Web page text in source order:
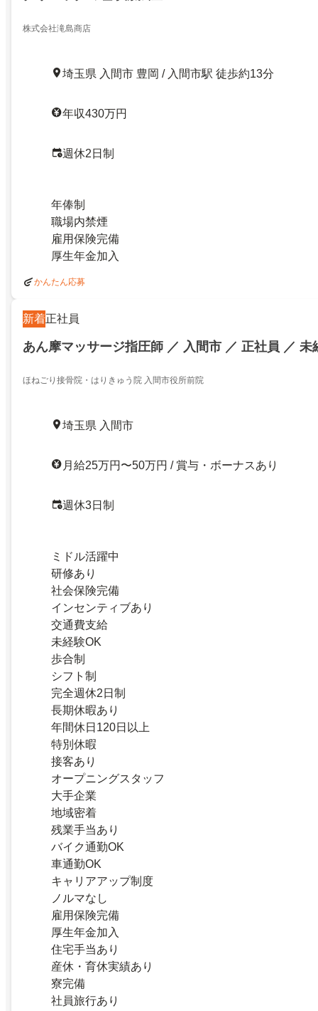
株式会社滝島商店
埼玉県 入間市 豊岡 / 入間市駅 徒歩約13分
年収430万円
週休2日制
年俸制
職場内禁煙
雇用保険完備
厚生年金加入
かんたん応募
新着正社員
あん摩マッサージ指圧師 ／ 入間市 ／ 正社員 ／ 未
ほねごり接骨院・はりきゅう院 入間市役所前院
埼玉県 入間市
月給25万円〜50万円 / 賞与・ボーナスあり
週休3日制
ミドル活躍中
研修あり
社会保険完備
インセンティブあり
交通費支給
未経験OK
歩合制
シフト制
完全週休2日制
長期休暇あり
年間休日120日以上
特別休暇
接客あり
オープニングスタッフ
大手企業
地域密着
残業手当あり
バイク通勤OK
車通勤OK
キャリアアップ制度
ノルマなし
雇用保険完備
厚生年金加入
住宅手当あり
産休・育休実績あり
寮完備
社員旅行あり